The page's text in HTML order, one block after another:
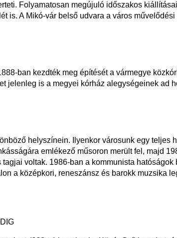
Folyamatosan megújuló időszakos
is. A Mikó-vár belső udvara a város
ban kezdték meg építését a vármegye
jelenleg is a megyei kórház alegységeinek ad
helyszínein. Ilyenkor városunk egy teljes
emlékező műsoron merült fel, majd
voltak. 1986-ban a kommunista hatóságok
a középkori, reneszánsz és barokk muzsika